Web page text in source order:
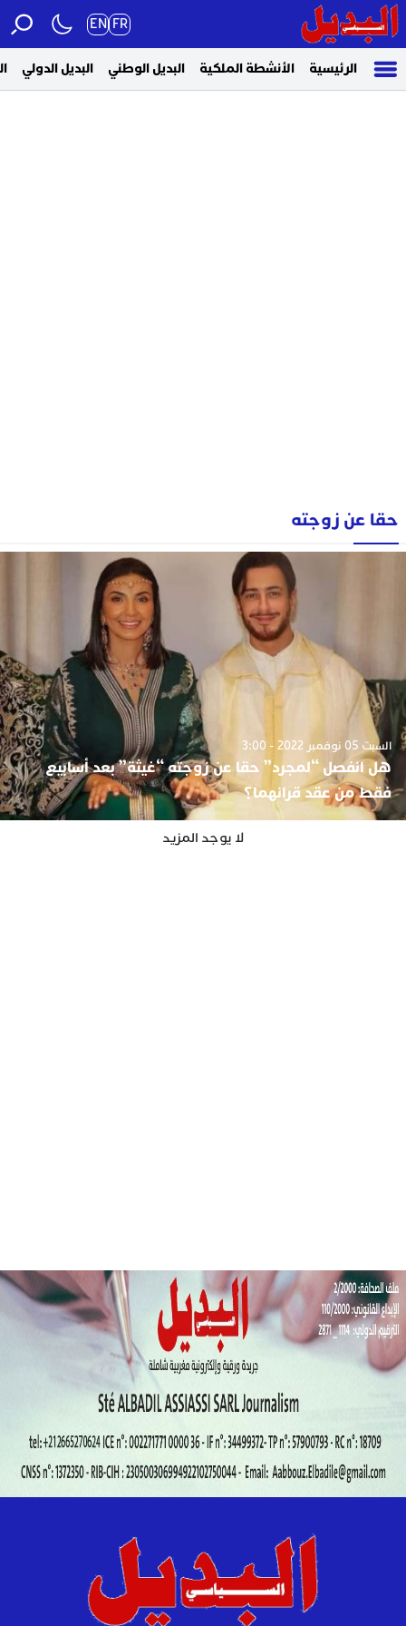
FR
EN
الرئيسية الأنشطة الملكية البديل الوطني البديل الدولي
حقا عن زوجته
السبت 05 نوفمبر 2022 - 3:00
هل انفصل “لمجرد” حقا عن زوجته “غيثة” بعد أسابيع
فقط من عقد قرانهما؟
لا يوجد المزيد